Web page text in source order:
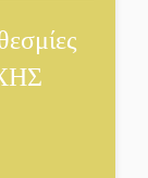
σπείρας